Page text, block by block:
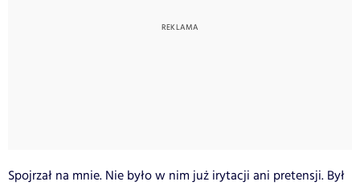
Spojrzał na mnie. Nie było w nim już irytacji ani pretensji. Był